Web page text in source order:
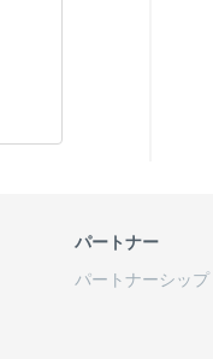
パートナー
パートナーシップ